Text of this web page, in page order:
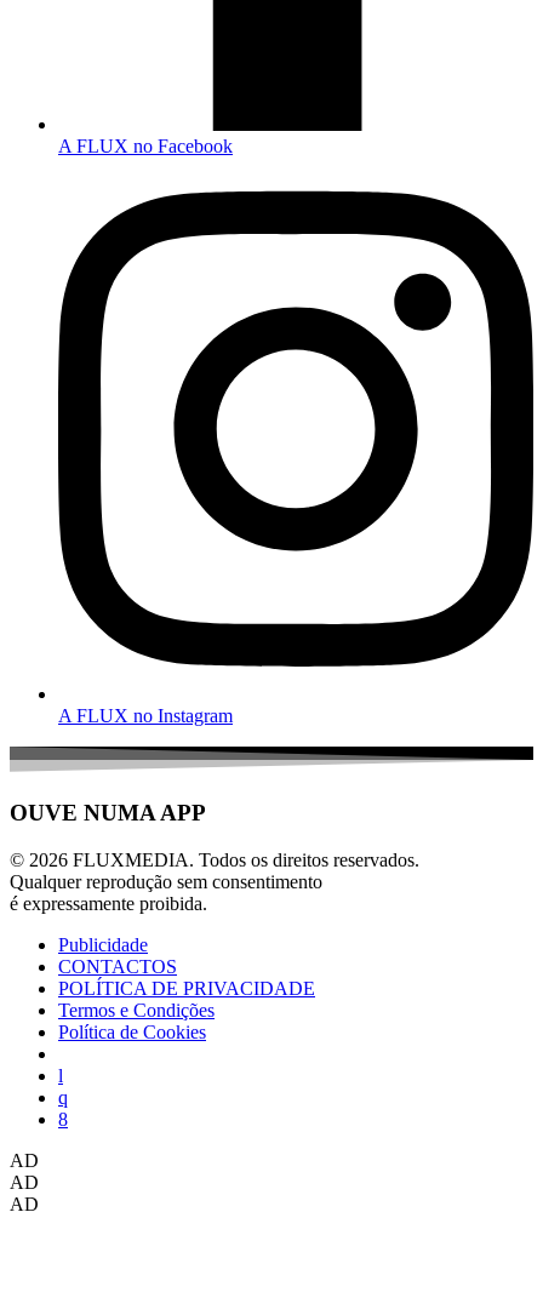
A FLUX no Facebook
A FLUX no Instagram
OUVE NUMA APP
© 2026 FLUXMEDIA. Todos os direitos reservados.
Qualquer reprodução sem consentimento
é expressamente proibida.
Publicidade
CONTACTOS
POLÍTICA DE PRIVACIDADE
Termos e Condições
Política de Cookies
AD
AD
AD